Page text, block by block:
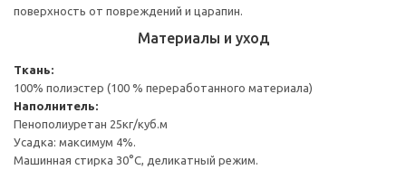
поверхность от повреждений и царапин.
Материалы и уход
Ткань:
100% полиэстер (100 % переработанного материала)
Наполнитель:
Пенополиуретан 25кг/куб.м
Усадка: максимум 4%.
Машинная стирка 30°С, деликатный режим.